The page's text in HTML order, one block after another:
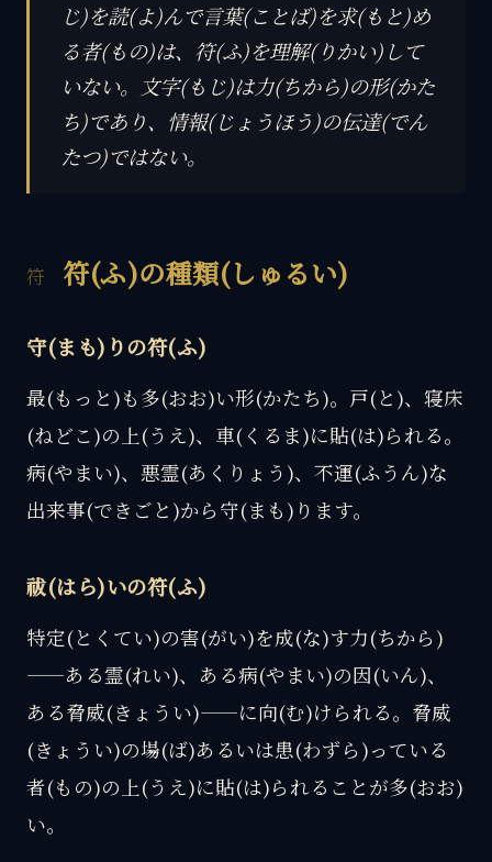
じ)を読(よ)んで言葉(ことば)を求(もと)め
る者(もの)は、符(ふ)を理解(りかい)して
いない。文字(もじ)は力(ちから)の形(かた
ち)であり、情報(じょうほう)の伝達(でん
たつ)ではない。
符(ふ)の種類(しゅるい)
守(まも)りの符(ふ)
最(もっと)も多(おお)い形(かたち)。戸(と)、寝床
(ねどこ)の上(うえ)、車(くるま)に貼(は)られる。
病(やまい)、悪霊(あくりょう)、不運(ふうん)な
出来事(できごと)から守(まも)ります。
祓(はら)いの符(ふ)
特定(とくてい)の害(がい)を成(な)す力(ちから)
——ある霊(れい)、ある病(やまい)の因(いん)、
ある脅威(きょうい)——に向(む)けられる。脅威
(きょうい)の場(ば)あるいは患(わずら)っている
者(もの)の上(うえ)に貼(は)られることが多(おお)
い。